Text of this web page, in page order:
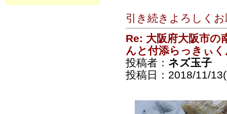
引き続きよろしく
Re: 大阪府大阪市の
んと付添らっきぃ
投稿者： ネズ玉子
投稿日：2018/11/